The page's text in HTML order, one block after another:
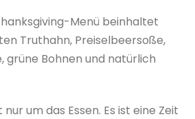
Menü beinhaltet
Truthahn, Preiselbeersoße,
grüne Bohnen und natürlich
um das Essen. Es ist eine Zeit